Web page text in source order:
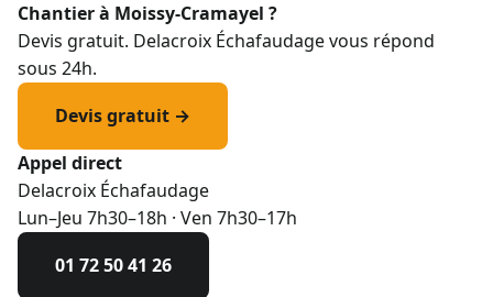
Chantier à Moissy-Cramayel ?
Devis gratuit. Delacroix Échafaudage vous répond
sous 24h.
Devis gratuit →
Appel direct
Delacroix Échafaudage
Lun–Jeu 7h30–18h · Ven 7h30–17h
01 72 50 41 26